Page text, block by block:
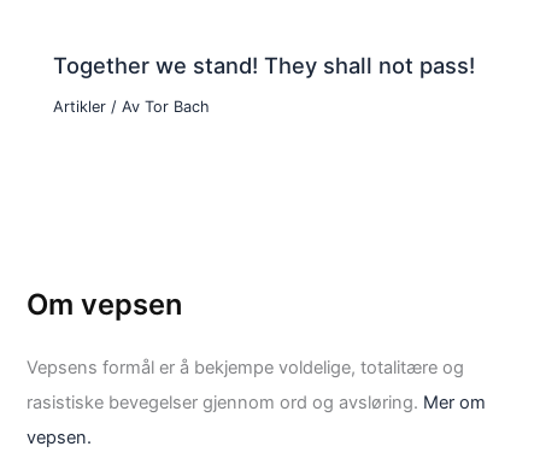
Together we stand! They shall not pass!
Artikler / Av Tor Bach
Om vepsen
Vepsens formål er å bekjempe voldelige, totalitære og
rasistiske bevegelser gjennom ord og avsløring. Mer om
vepsen.